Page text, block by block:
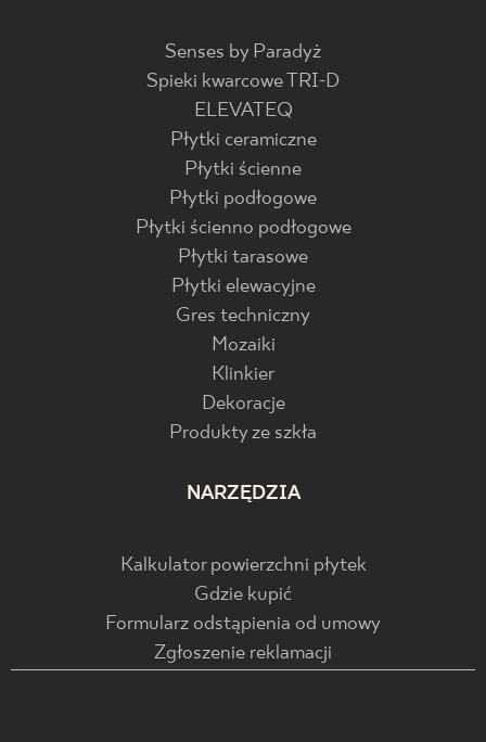
Senses by Paradyż
Spieki kwarcowe TRI-D
ELEVATEQ
Płytki ceramiczne
Płytki ścienne
Płytki podłogowe
Płytki ścienno podłogowe
Płytki tarasowe
Płytki elewacyjne
Gres techniczny
Mozaiki
Klinkier
Dekoracje
Produkty ze szkła
NARZĘDZIA
Kalkulator powierzchni płytek
Gdzie kupić
Formularz odstąpienia od umowy
Zgłoszenie reklamacji